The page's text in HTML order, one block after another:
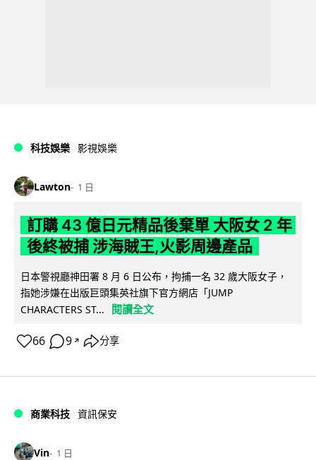
科技娛樂 影視娛樂
Lawton 1 日
訂購 43 億日元精品後棄單 大阪女 2 年
後終被捕 涉海賊王,火影周邊產品
日本警視廳神田署 8 月 6 日公布，拘捕一名 32 歲大阪女子，
指她涉嫌在出版巨頭集英社旗下官方網店「JUMP
CHARACTERS ST...
閱讀全文
66 9 ↗ 分享
商業科技 資訊保安
Vin 1 日